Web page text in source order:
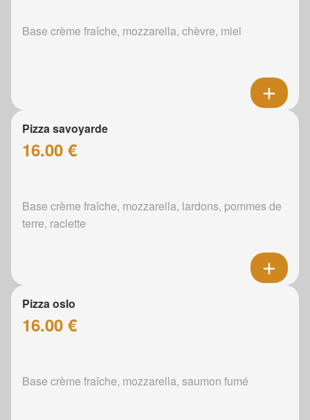
Base crème fraîche, mozzarella, chèvre, miel
Pizza savoyarde
16.00 €
Base crème fraîche, mozzarella, lardons, pommes de
terre, raclette
Pizza oslo
16.00 €
Base crème fraîche, mozzarella, saumon fumé